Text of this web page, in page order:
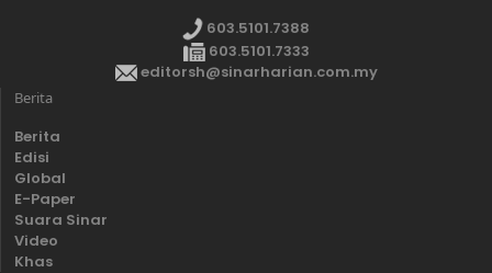
603.5101.7388
603.5101.7333
editorsh@sinarharian.com.my
Berita
Berita
Edisi
Global
E-Paper
Suara Sinar
Video
Khas